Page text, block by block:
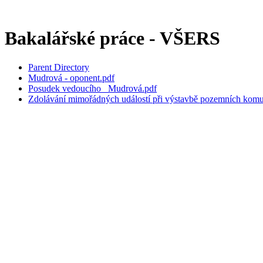
Bakalářské práce - VŠERS
Parent Directory
Mudrová - oponent.pdf
Posudek vedoucího _Mudrová.pdf
Zdolávání mimořádných událostí při výstavbě pozemních